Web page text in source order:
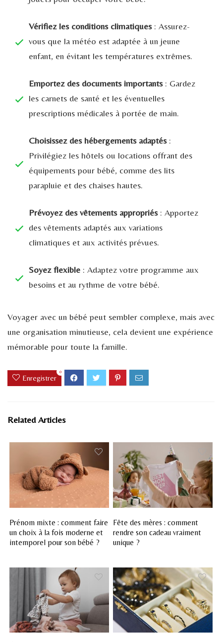
Vérifiez les conditions climatiques: Assurez-
vous que la météo est adaptée à un jeune
enfant, en évitant les températures extrêmes.
Emportez des documents importants: Gardez
les carnets de santé et les éventuelles
prescriptions médicales à portée de main.
Choisissez des hébergements adaptés:
Privilégiez les hôtels ou locations offrant des
équipements pour bébé, comme des lits
parapluie et des chaises hautes.
Prévoyez des vêtements appropriés: Apportez
des vêtements adaptés aux variations
climatiques et aux activités prévues.
Soyez flexible : Adaptez votre programme aux
besoins et au rythme de votre bébé.
Voyager avec un bébé peut sembler complexe, mais avec
une organisation minutieuse, cela devient une expérience
mémorable pour toute la famille.
Enregistrer
0
Related Articles
Prénom mixte : comment faire
un choix à la fois moderne et
intemporel pour son bébé ?
Fête des mères : comment
rendre son cadeau vraiment
unique ?